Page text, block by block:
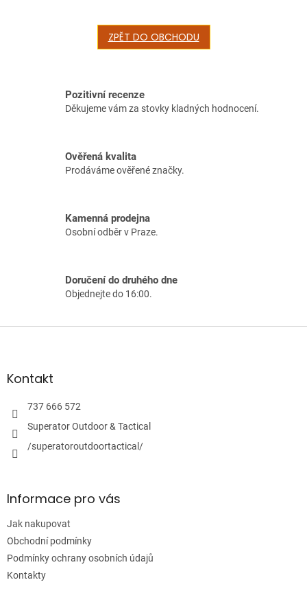
ZPĚT DO OBCHODU
Pozitivní recenze
Děkujeme vám za stovky kladných hodnocení.
Ověřená kvalita
Prodáváme ověřené značky.
Kamenná prodejna
Osobní odběr v Praze.
Doručení do druhého dne
Objednejte do 16:00.
Z
aKontakt
737 666 572
Superator Outdoor & Tactical
/superatoroutdoortactical/
Informace pro vás
Jak nakupovat
Obchodní podmínky
Podmínky ochrany osobních údajů
Kontakty